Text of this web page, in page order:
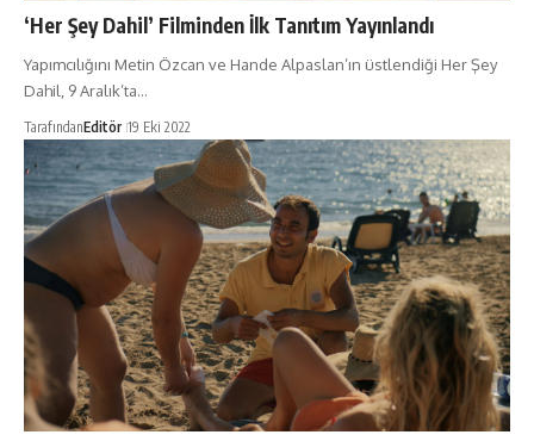
‘Her Şey Dahil’ Filminden İlk Tanıtım Yayınlandı
Yapımcılığını Metin Özcan ve Hande Alpaslan’ın üstlendiği Her Şey
Dahil, 9 Aralık’ta…
TarafındanEditör 19 Eki 2022